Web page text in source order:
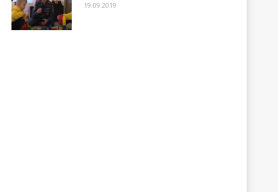
19.09.2019